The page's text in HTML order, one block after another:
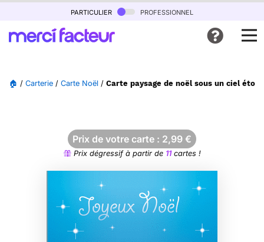
particulier professionnel
🏠 / Carterie / Carte Noël / Carte paysage de noël sous un ciel étoilé
Prix de votre carte : 2,99 €
Prix dégressif à partir de 11cartes !